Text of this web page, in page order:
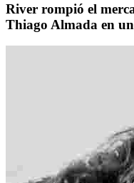
River rompió el
Thiago Almada en